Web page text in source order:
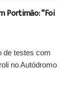
Portimão: “Foi
de testes com
no Autódromo